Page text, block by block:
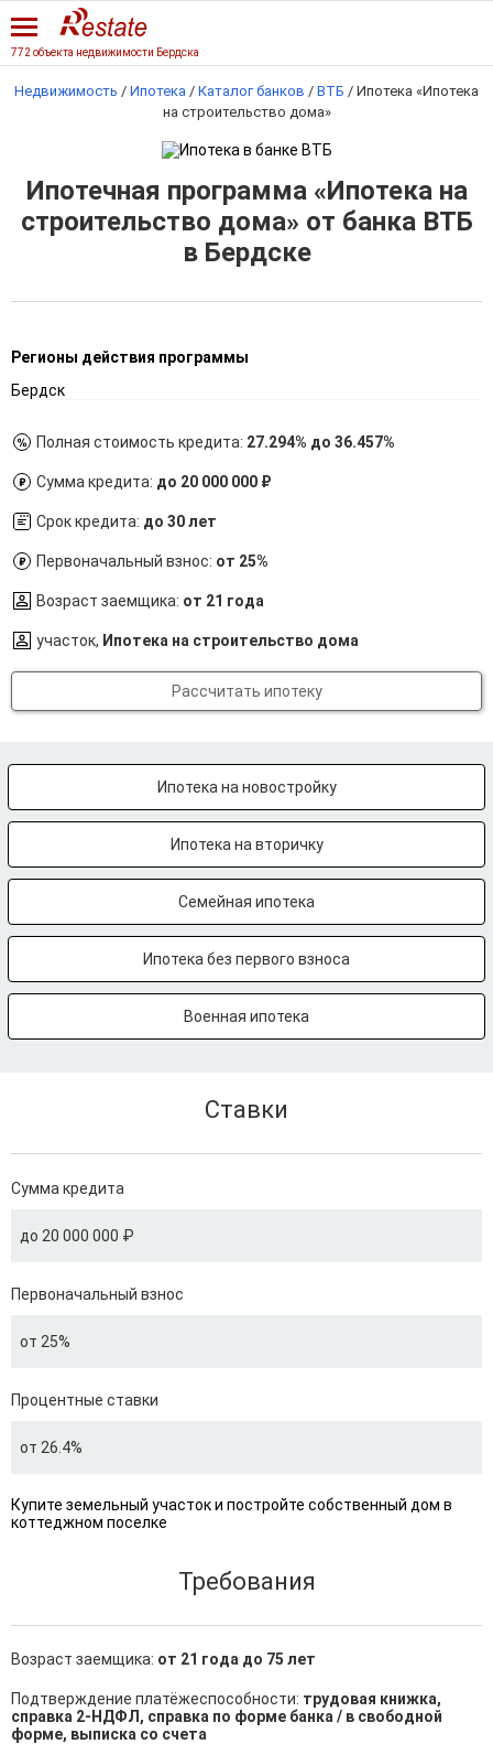
772 объекта недвижимости Бердска
Недвижимость / Ипотека / Каталог банков / ВТБ / Ипотека «Ипотека
на строительство дома»
Ипотечная программа «Ипотека на
строительство дома» от банка ВТБ
в Бердске
Регионы действия программы
Бердск
Полная стоимость кредита: 27.294% до 36.457%
Сумма кредита: до 20 000 000 ₽
Срок кредита: до 30 лет
Первоначальный взнос: от 25%
Возраст заемщика: от 21 года
участок, Ипотека на строительство дома
Рассчитать ипотеку
Ипотека на новостройку
Ипотека на вторичку
Семейная ипотека
Ипотека без первого взноса
Военная ипотека
Ставки
Сумма кредита
до 20 000 000 ₽
Первоначальный взнос
от 25%
Процентные ставки
от 26.4%
Купите земельный участок и постройте собственный дом в
коттеджном поселке
Требования
Возраст заемщика: от 21 года до 75 лет
Подтверждение платёжеспособности: трудовая книжка,
справка 2-НДФЛ, справка по форме банка / в свободной
форме, выписка со счета